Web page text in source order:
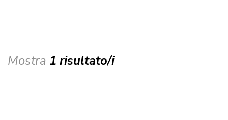
Mostra 1 risultato/i